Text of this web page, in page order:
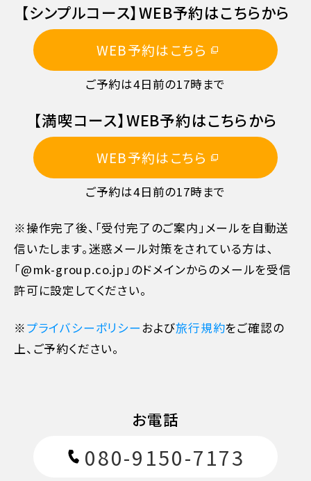
10日目に当たる日以降 20%
7日目に当たる日以降 30%
旅行開始日の前日 40%
旅行開始日の当日
【シンプルコース】WEB予約はこちらから
WEB予約はこちら
ご予約は4日前の17時まで
【満喫コース】WEB予約はこちらから
WEB予約はこちら
ご予約は4日前の17時まで
※操作完了後、「受付完了のご案内」メールを自動送
信いたします。迷惑メール対策をされている方は､
「@mk-group.co.jp」のドメインからのメールを受信
許可に設定してください。
※プライバシーポリシーおよび旅行規約をご確認の
上、ご予約ください。
お電話
080-9150-7173